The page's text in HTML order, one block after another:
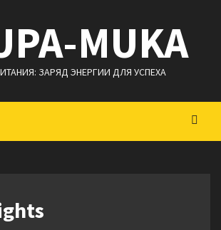
MUKA
ЗАРЯД ЭНЕРГИИ ДЛЯ УСПЕХА